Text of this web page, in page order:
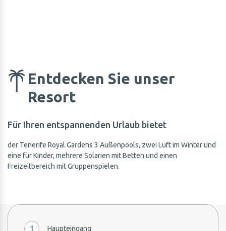
Entdecken Sie unser
Resort
Für Ihren entspannenden Urlaub bietet
der Tenerife Royal Gardens 3 Außenpools, zwei Luft im Winterund
eine für Kinder, mehrere Solarien mit Betten und einen
Freizeitbereich mit Gruppenspielen.
1 Haupteingang